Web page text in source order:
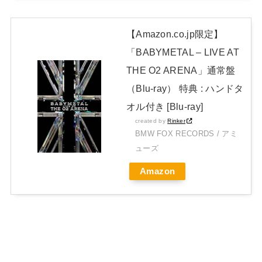
【Amazon.co.jp限定】
「BABYMETAL – LIVE AT
THE O2 ARENA」通常盤
（Blu-ray） 特典 : ハンドタ
オル付き [Blu-ray]
created by Rinker
BMW FOX RECORDS / アミ
ューズ
Amazon